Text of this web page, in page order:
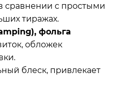
сравнении с простыми
тиражах.
фольга
обложек
блеск, привлекает